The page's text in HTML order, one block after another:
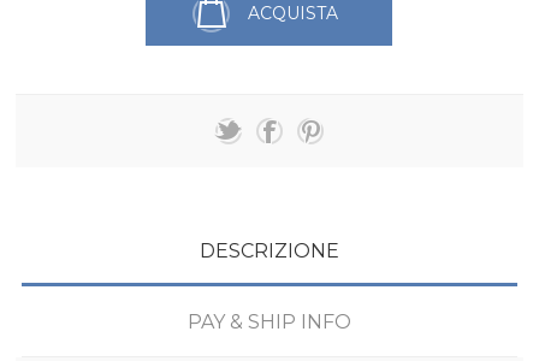
ACQUISTA
DESCRIZIONE
PAY & SHIP INFO